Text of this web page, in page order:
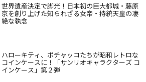
世界遺産決定で脚光！日本初の巨大都城・藤原
京を創り上げた知られざる女帝・持統天皇の凄
絶な執念
ハローキティ、ポチャッコたちが昭和レトロな
コインケースに！「サンリオキャラクターズ コ
インケース」第２弾